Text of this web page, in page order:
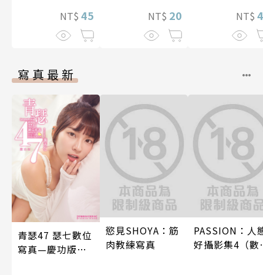
NT$ 45 NT$ 20 NT$
寫真最新
青瑟47 瑟七數位
寫真—慶功版
慾見SHOYA：筋
肉教練寫真
PASSION：人
好攝影集4（數